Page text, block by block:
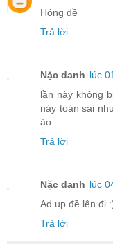
Hóng đề
Trả lời
Nặc danh lúc
lần này không
này toàn sai
ảo
Trả lời
Nặc danh lúc
Ad up đề lên đi
Trả lời